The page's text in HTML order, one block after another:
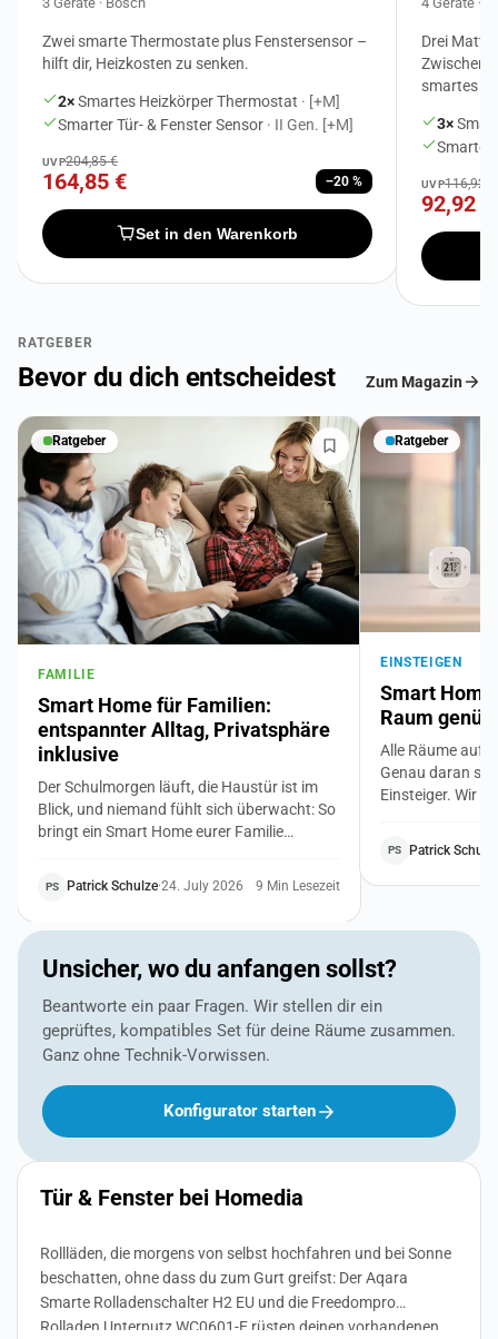
Zwei smarte Thermostate plus Fenstersensor –
hilft dir, Heizkosten zu senken.
2×Smartes Heizkörper Thermostat · [+M]
Smarter Tür- & Fenster Sensor · II Gen. [+M]
UVP204,85 €
164,85 € −20 %
Set in den Warenkorb
Drei
smartes
3×
Smarter
UVP116,92 €
92,92 €
RATGEBER
Bevor du dich entscheidest Zum Magazin
Ratgeber
FAMILIE
Smart Home für Familien:
entspannter Alltag, Privatsphäre
inklusive
Der Schulmorgen läuft, die Haustür ist im
Blick, und niemand fühlt sich überwacht: So
bringt ein Smart Home eurer Familie
Nebenkosten. Mit klaren Regeln für die
Privatsphäre von Kindern und Großeltern.
PS Patrick Schulze·24. July 2026 9 Min Lesezeit
Ratgeber
EINSTEIGEN
Smart
Raum
Alle Räume auf
Genau daran
Einsteiger. Wir
Bedürfnis, ein
PS Patrick
Unsicher, wo du anfangen sollst?
Beantworte ein paar Fragen. Wir stellen dir ein
geprüftes, kompatibles Set für deine Räume zusammen.
Ganz ohne Technik-Vorwissen.
Konfigurator starten
Tür & Fenster bei Homedia
Rollläden, die morgens von selbst hochfahren und bei Sonne
beschatten, ohne dass du zum Gurt greifst: Der Aqara
Smarte Rolladenschalter H2 EU und die Freedompro
Rolladen Unterputz WC0601-E rüsten deinen vorhandenen